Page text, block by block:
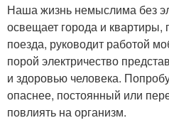
Наша жизнь немыслима без
освещает города и
поезда, руководит работой
порой электричество
и здоровью человека.
опаснее, постоянный или
повлиять на организм.